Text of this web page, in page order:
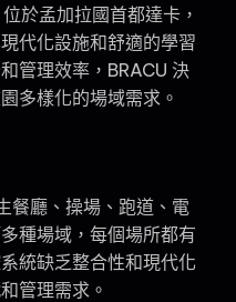
於孟加拉國首都達卡，
代化設施和舒適的學習
管理效率，BRACU 決
多樣化的場域需求。
餐廳、操場、跑道、電
種場域，每個場所都有
統缺乏整合性和現代化
管理需求。